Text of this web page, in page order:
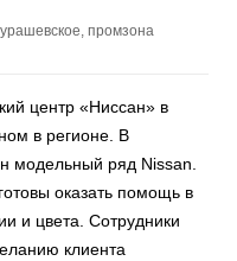
промзона
центр «Ниссан» в
в регионе. В
модельный ряд Nissan.
оказать помощь в
и цвета. Сотрудники
клиента